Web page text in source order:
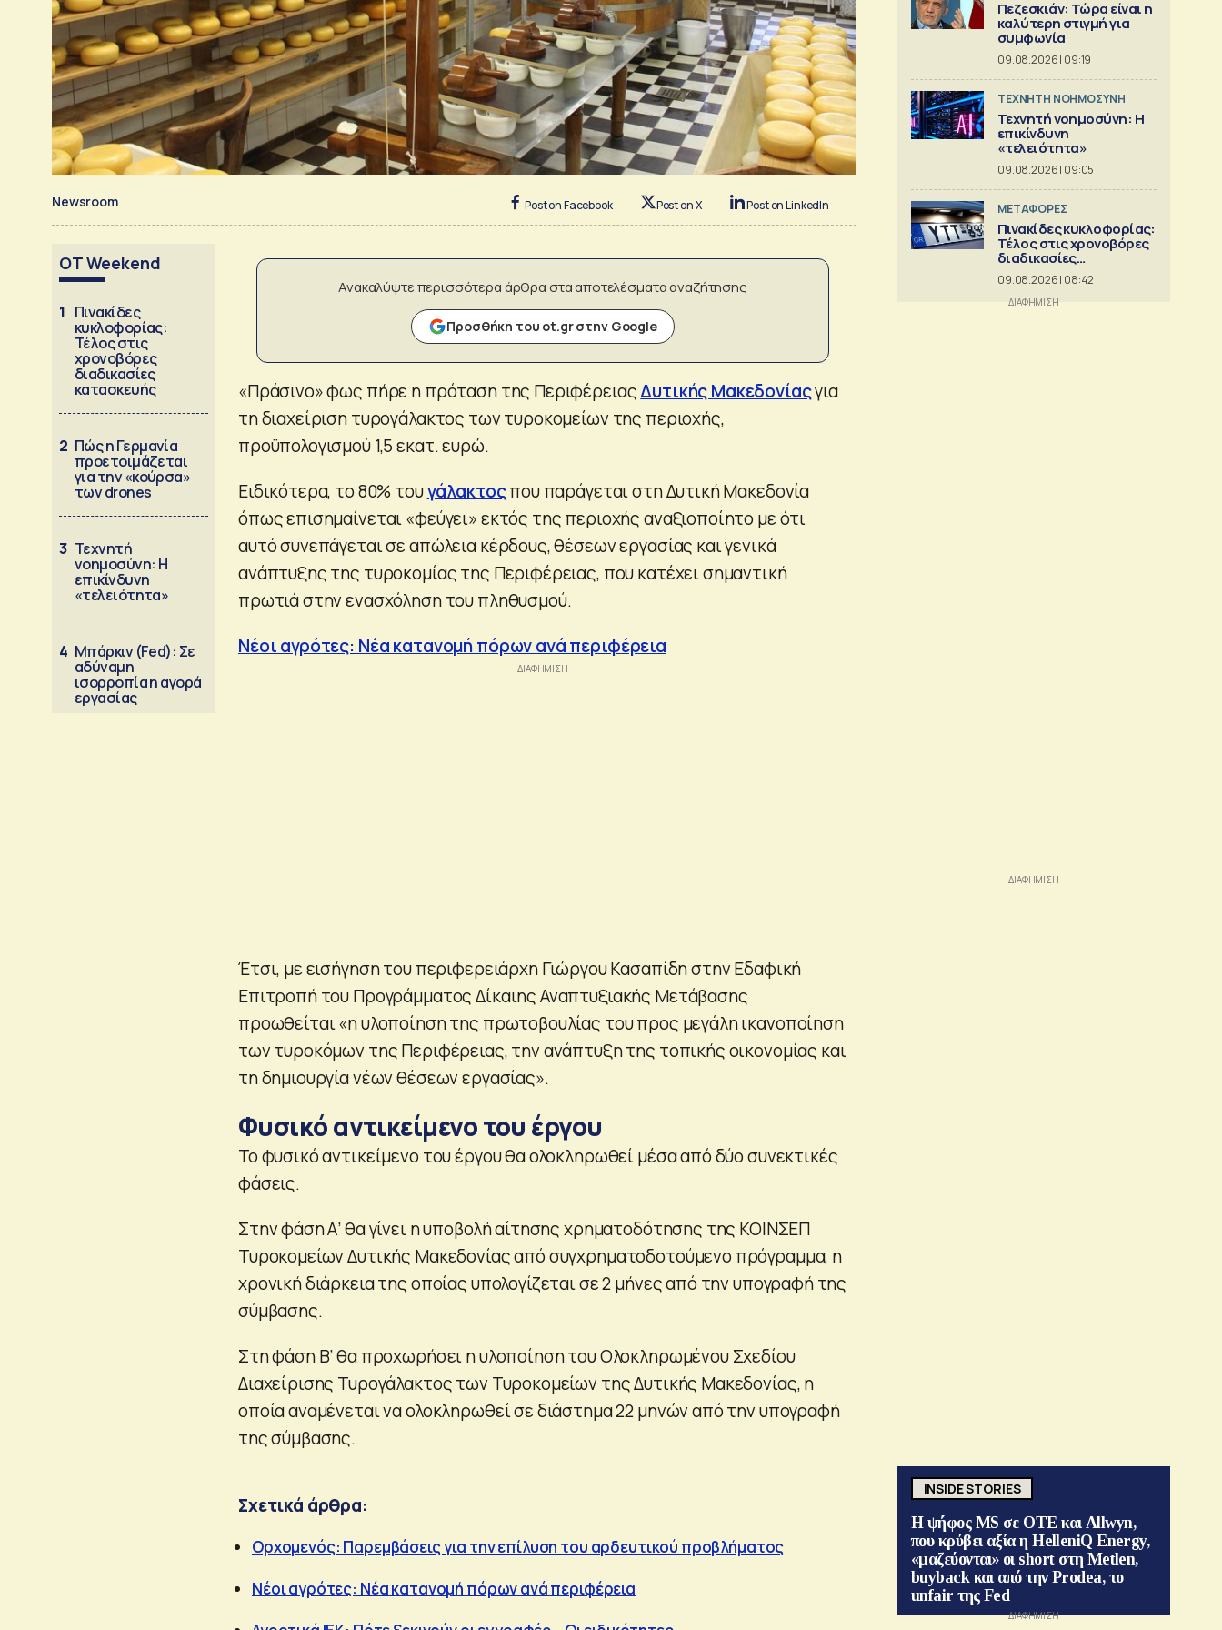
Newsroom Post on Facebook Post on X Post on LinkedIn
OT Weekend
1 Πινακίδες
κυκλοφορίας:
Τέλος στις
χρονοβόρες
διαδικασίες
κατασκευής
2 Πώς η Γερμανία
προετοιμάζεται
για την «κούρσα»
των drones
3 Τεχνητή
νοημοσύνη: Η
επικίνδυνη
«τελειότητα»
4 Μπάρκιν (Fed): Σε
αδύναμη
ισορροπία η αγορά
εργασίας
Ανακαλύψτε περισσότερα άρθρα στα αποτελέσματα αναζήτησης
Προσθήκη του ot.gr στην Google
«Πράσινο» φως πήρε η πρόταση της ΠεριφέρειαςΔυτικής Μακεδονίαςγια
τη διαχείριση τυρογάλακτος των τυροκομείων της περιοχής,
προϋπολογισμού 1,5 εκατ. ευρώ.
Ειδικότερα, το 80% τουγάλακτοςπου παράγεται στη Δυτική Μακεδονία
όπως επισημαίνεται «φεύγει» εκτός της περιοχής αναξιοποίητο με ότι
αυτό συνεπάγεται σε απώλεια κέρδους, θέσεων εργασίας και γενικά
ανάπτυξης της τυροκομίας της Περιφέρειας, που κατέχει σημαντική
πρωτιά στην ενασχόληση του πληθυσμού.
Νέοι αγρότες: Νέα κατανομή πόρων ανά περιφέρεια
Έτσι, με εισήγηση του περιφερειάρχη Γιώργου Κασαπίδη στην Εδαφική
Επιτροπή του Προγράμματος Δίκαιης Αναπτυξιακής Μετάβασης
προωθείται «η υλοποίηση της πρωτοβουλίας του προς μεγάλη ικανοποίηση
των τυροκόμων της Περιφέρειας, την ανάπτυξη της τοπικής οικονομίας και
τη δημιουργία νέων θέσεων εργασίας».
Φυσικό αντικείμενο του έργου
Το φυσικό αντικείμενο του έργου θα ολοκληρωθεί μέσα από δύο συνεκτικές
φάσεις.
Στην φάση Α’ θα γίνει η υποβολή αίτησης χρηματοδότησης της ΚΟΙΝΣΕΠ
Τυροκομείων Δυτικής Μακεδονίας από συγχρηματοδοτούμενο πρόγραμμα, η
χρονική διάρκεια της οποίας υπολογίζεται σε 2 μήνες από την υπογραφή της
σύμβασης.
Στη φάση Β’ θα προχωρήσει η υλοποίηση του Ολοκληρωμένου Σχεδίου
Διαχείρισης Τυρογάλακτος των Τυροκομείων της Δυτικής Μακεδονίας, η
οποία αναμένεται να ολοκληρωθεί σε διάστημα 22 μηνών από την υπογραφή
της σύμβασης.
Σχετικά άρθρα:
Ορχομενός: Παρεμβάσεις για την επίλυση του αρδευτικού προβλήματος
Νέοι αγρότες: Νέα κατανομή πόρων ανά περιφέρεια
Πεζεσκιάν: Τώρα είναι η
καλύτερη στιγμή για
συμφωνία
09.08.2026 | 09:19
TΕΧΝΗΤΗ ΝΟΗΜΟΣΥΝΗ
Τεχνητή νοημοσύνη: Η
επικίνδυνη
«τελειότητα»
09.08.2026 | 09:05
ΜΕΤΑΦΟΡΕΣ
Πινακίδες κυκλοφορίας:
Τέλος στις χρονοβόρες
διαδικασίες
κατασκευής
09.08.2026 | 08:42
INSIDE STORIES
Η ψήφος MS σε ΟΤΕ και Allwyn,
που κρύβει αξία η HelleniQ Energy,
«μαζεύονται» οι short στη Metlen,
buyback και από την Prodea, το
unfair της Fed